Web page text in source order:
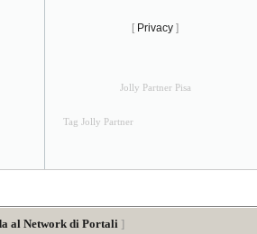
[ Privacy ]
Jolly Partner Pisa
Tag Jolly Partner
al Network di Portali ]